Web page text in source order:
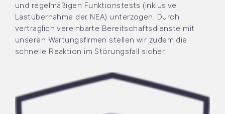
und regelmäßigen Funktionstests (inklusive
Lastübernahme der NEA) unterzogen. Durch
vertraglich vereinbarte Bereitschaftsdienste mit
unseren Wartungsfirmen stellen wir zudem die
schnelle Reaktion im Störungsfall sicher.